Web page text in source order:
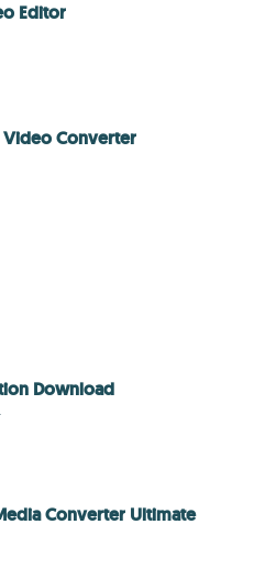
Editor
Video Converter
Download
Converter Ultimate